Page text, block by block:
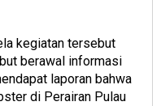
kegiatan tersebut
berawal informasi
laporan bahwa
di Perairan Pulau